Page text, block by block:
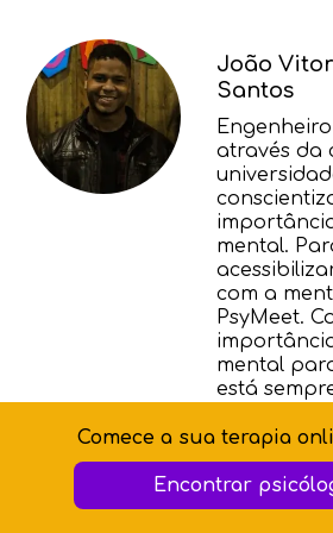
com esforço físico
acompanhada de
musculares e
concentração.
João
Santos
através da
mental.
com a
PsyMeet.
mental
está
tema.
Comece a sua terapia
Encontrar